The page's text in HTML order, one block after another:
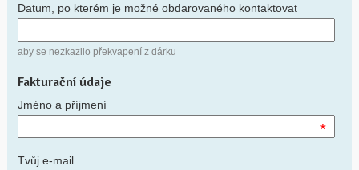
Datum, po kterém je možné obdarovaného kontaktovat
aby se nezkazilo překvapení z dárku
Fakturační údaje
Jméno a příjmení
*
Tvůj e-mail